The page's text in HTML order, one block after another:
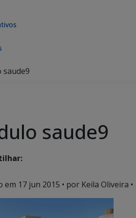
saude9
saude9
em 17 jun 2015 • por Keila Oliveira •